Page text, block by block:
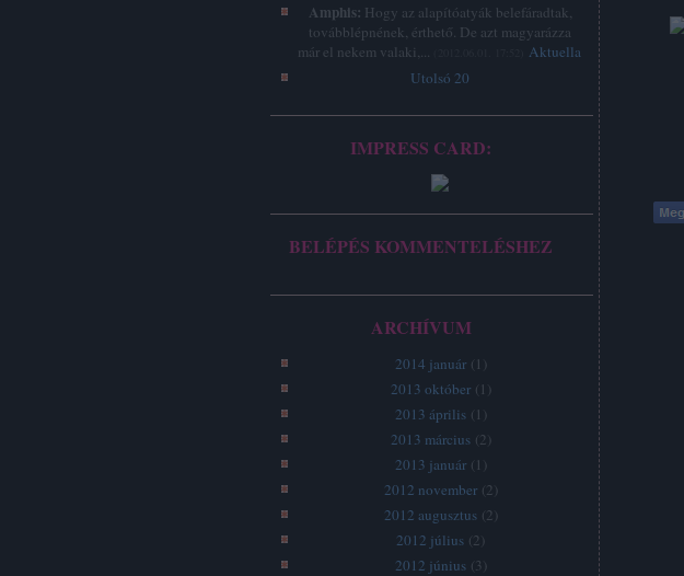
Amphis: Hogy az alapítóatyák belefáradtak,
továbblépnének, érthető. De azt magyarázza
már el nekem valaki,...
Aktuella
Utolsó 20
IMPRESS CARD:
BELÉPÉS KOMMENTELÉSHEZ
ARCHÍVUM
2014 január ( 1 )
2013 október ( 1 )
2013 április ( 1 )
2013 március (2)
2013 január ( 1 )
2012 november (2)
2012 augusztus (2)
2012 július (2)
2012 június (3 )